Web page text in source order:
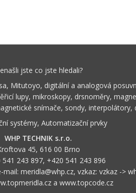
jste co jste hledali?
Mitutoyo, digitální a analogová
lupy, mikroskopy, drsnoměry,
snímače, sondy,
systémy, Automatizační prvky
WHP TECHNIK s.r.o.
45, 616 00 Brno
541 243 897, +420 541 243 896
mail: meridla@whp.cz, vzkaz: vzkaz ->
a www.topcode.cz